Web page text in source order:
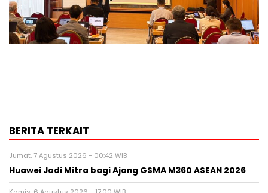
BERITA TERKAIT
Jumat, 7 Agustus 2026 - 00:42 WIB
Huawei Jadi Mitra bagi Ajang GSMA M360 ASEAN 2026